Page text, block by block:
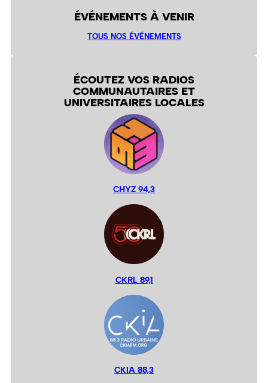
ÉVÉNEMENTS À VENIR
TOUS NOS ÉVÉNEMENTS
ÉCOUTEZ VOS RADIOS
COMMUNAUTAIRES ET
UNIVERSITAIRES LOCALES
CHYZ 94,3
CKRL 89,1
CKIA 88,3